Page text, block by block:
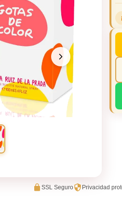
SSL Seguro Privacidad